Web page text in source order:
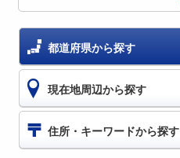
都道府県から探す
現在地周辺から探す
住所・キーワードから探す